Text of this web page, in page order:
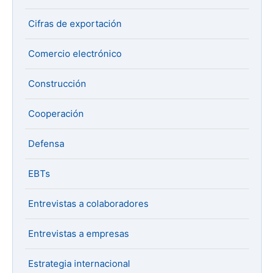
Cifras de exportación
Comercio electrónico
Construcción
Cooperación
Defensa
EBTs
Entrevistas a colaboradores
Entrevistas a empresas
Estrategia internacional